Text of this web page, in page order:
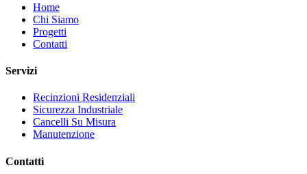
Home
Chi Siamo
Progetti
Contatti
Servizi
Recinzioni Residenziali
Sicurezza Industriale
Cancelli Su Misura
Manutenzione
Contatti